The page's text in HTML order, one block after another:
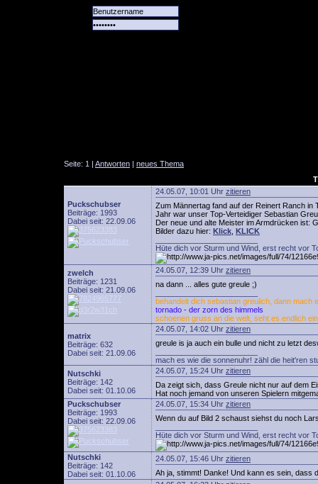
Seite: 1 | Antworten | neues Thema
Puckschubser
Beiträge: 1993
Dabei seit: 22.09.06
24.05.07, 10:01 Uhr zitieren
Zum Männertag fand auf der Reinert Ranch
Jahr war unser Top-Verteidiger Sebastian
Der neue und alte Meister im Armdrücken ist:
Bilder dazu hier: Klick KLICK
Hüte dich vor Sturm und Wind, erst recht vor
zwelch
Beiträge: 1231
Dabei seit: 21.09.06
24.05.07, 12:39 Uhr zitieren
na dann ... alles gute greule ;)
behandelt dich sebastian greulich, dann mach
tornado - der zorn des himmels
schoenen gruss an die welt, seht es endlich
matrix
Beiträge: 632
Dabei seit: 21.09.06
24.05.07, 14:02 Uhr zitieren
greule is ja auch ein bulle und nicht zu letzt
mach es wie die sonnenuhr! zähl die heit'ren
Nutschki
Beiträge: 142
Dabei seit: 01.10.06
24.05.07, 15:24 Uhr zitieren
Da zeigt sich, dass Greule nicht nur auf dem
Hat noch jemand von unseren Spielern
Puckschubser
Beiträge: 1993
Dabei seit: 22.09.06
24.05.07, 15:34 Uhr zitieren
Wenn du auf Bild 2 schaust siehst du noch
Hüte dich vor Sturm und Wind, erst recht vor
Nutschki
Beiträge: 142
Dabei seit: 01.10.06
24.05.07, 15:46 Uhr zitieren
Ah ja, stimmt! Danke! Und kann es sein, dass